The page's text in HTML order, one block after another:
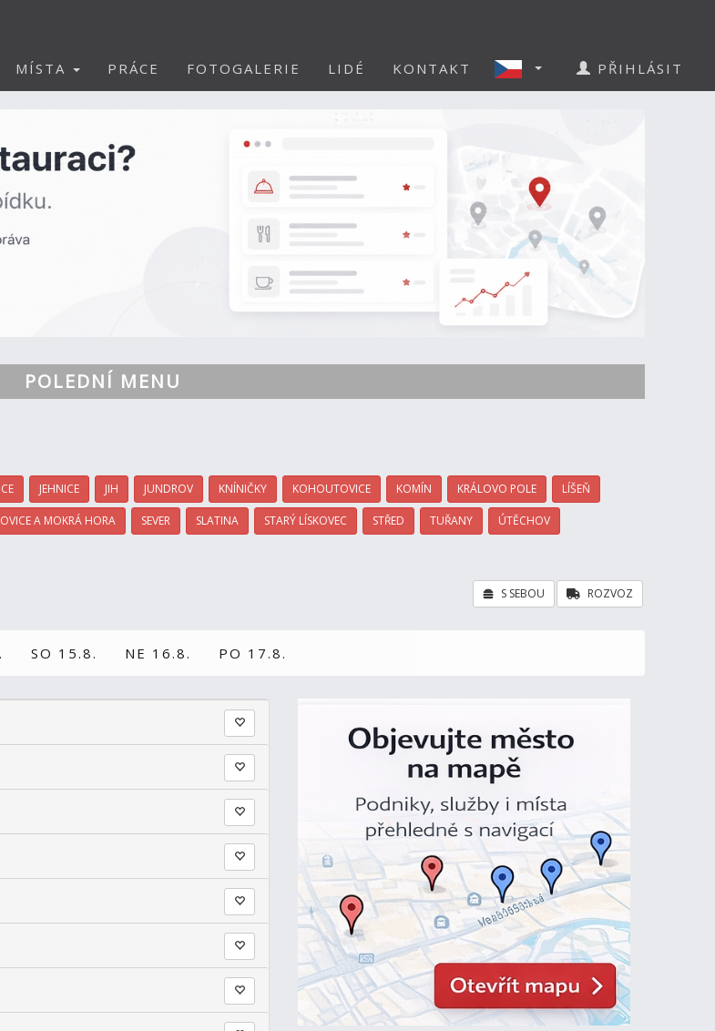
MÍSTA PRÁCE FOTOGALERIE LIDÉ KONTAKT PŘIHLÁSIT
POLEDNÍ MENU
JEHNICE JIH JUNDROV KNÍNIČKY KOHOUTOVICE KOMÍN KRÁLOVO POLE LÍŠEŇ
A MOKRÁ HORA SEVER SLATINA STARÝ LÍSKOVEC STŘED TUŘANY ÚTĚCHOV
ROZVOZ
S SEBOU
SO 15.8. NE 16.8. PO 17.8.